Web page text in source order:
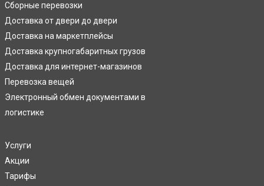
Сборные перевозки
Доставка от двери до двери
Доставка на маркетплейсы
Доставка крупногабаритных грузов
Доставка для интернет-магазинов
Перевозка вещей
Электронный обмен документами в
логистике
Услуги
Акции
Тарифы